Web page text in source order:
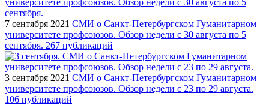
7 сентября 2021 СМИ о Санкт-Петербургском Гуманитарном
университете профсоюзов. Обзор недели с 30 августа по 5
сентября. 267 публикаций
3 сентября 2021 СМИ о Санкт-Петербургском Гуманитарном
университете профсоюзов. Обзор недели с 23 по 29 августа.
106 публикаций